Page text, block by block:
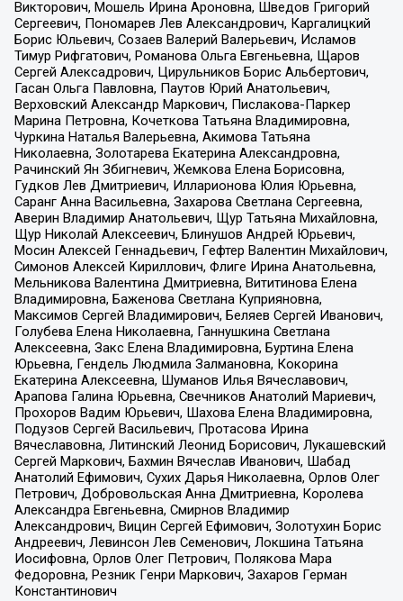
Викторович, Мошель Ирина Ароновна, Шведов Григорий
Сергеевич, Пономарев Лев Александрович, Каргалицкий
Борис Юльевич, Созаев Валерий Валерьевич, Исламов
Тимур Рифгатович, Романова Ольга Евгеньевна, Щаров
Сергей Алексадрович, Цирульников Борис Альбертович,
Гасан Ольга Павловна, Паутов Юрий Анатольевич,
Верховский Александр Маркович, Пислакова-Паркер
Марина Петровна, Кочеткова Татьяна Владимировна,
Чуркина Наталья Валерьевна, Акимова Татьяна
Николаевна, Золотарева Екатерина Александровна,
Рачинский Ян Збигневич, Жемкова Елена Борисовна,
Гудков Лев Дмитриевич, Илларионова Юлия Юрьевна,
Саранг Анна Васильевна, Захарова Светлана Сергеевна,
Аверин Владимир Анатольевич, Щур Татьяна Михайловна,
Щур Николай Алексеевич, Блинушов Андрей Юрьевич,
Мосин Алексей Геннадьевич, Гефтер Валентин Михайлович,
Симонов Алексей Кириллович, Флиге Ирина Анатольевна,
Мельникова Валентина Дмитриевна, Вититинова Елена
Владимировна, Баженова Светлана Куприяновна,
Максимов Сергей Владимирович, Беляев Сергей Иванович,
Голубева Елена Николаевна, Ганнушкина Светлана
Алексеевна, Закс Елена Владимировна, Буртина Елена
Юрьевна, Гендель Людмила Залмановна, Кокорина
Екатерина Алексеевна, Шуманов Илья Вячеславович,
Арапова Галина Юрьевна, Свечников Анатолий Мариевич,
Прохоров Вадим Юрьевич, Шахова Елена Владимировна,
Подузов Сергей Васильевич, Протасова Ирина
Вячеславовна, Литинский Леонид Борисович, Лукашевский
Сергей Маркович, Бахмин Вячеслав Иванович, Шабад
Анатолий Ефимович, Сухих Дарья Николаевна, Орлов Олег
Петрович, Добровольская Анна Дмитриевна, Королева
Александра Евгеньевна, Смирнов Владимир
Александрович, Вицин Сергей Ефимович, Золотухин Борис
Андреевич, Левинсон Лев Семенович, Локшина Татьяна
Иосифовна, Орлов Олег Петрович, Полякова Мара
Федоровна, Резник Генри Маркович, Захаров Герман
Константинович